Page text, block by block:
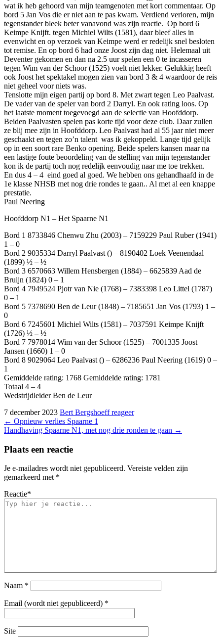
wat ik heb gehoord van mijn teamgenoten met kort commentaar. Op
bord 5 Jan Vos die er niet aan te pas kwam. Verdiend verloren, mijn
tegenstander bleek beter vanavond was zijn reactie. Op bord 6
Keimpe Knijft. tegen Michiel Wilts (1581), daar bleef alles in
evenwicht en op verzoek van Keimpe werd er redelijk snel besloten
tot remise. En op bord 6 had onze Joost zijn dag niet. Helemaal uit
Deventer gekomen en dan na 2.5 uur spelen een 0 te incasseren
tegen Wim van der Schoor (1525) voelt niet lekker. Gelukkig heeft
ook Joost het spektakel mogen zien van bord 3 & 4 waardoor de reis
niet geheel voor niets was.
Tenslotte mijn eigen partij op bord 8. Met zwart tegen Leo Paalvast.
De vader van de speler van bord 2 Darryl. En ook rating loos. Op
het laatste moment toegevoegd aan de selectie van Hoofddorp.
Beiden Paalvasten spelen pas korte tijd voor deze club. Daar zullen
ze blij mee zijn in Hoofddorp. Leo Paalvast had al 55 jaar niet meer
geschaakt en tegen zo’n talent was ik gekoppeld. Lange tijd gelijk
op in een soort rare Benko opening. Beide spelers kansen maar na
een lastige foute beoordeling van de stelling van mijn tegenstander
kon ik de partij toch nog redelijk eenvoudig naar me toe trekken.
En dus 4 – 4 eind goed al goed. We hebben ons gehandhaafd in de
1e klasse NHSB met nog drie rondes te gaan.. Al met al een knappe
prestatie.
Paul Neering
Hoofddorp N1 – Het Spaarne N1
Bord 1 8733846 Chenwu Zhu (2003) – 7159229 Paul Ruber (1941)
1 – 0
Bord 2 9035334 Darryl Paalvast () – 8190402 Loek Veenendaal
(1899) ½ – ½
Bord 3 6570663 Willem Hensbergen (1884) – 6625839 Aad de
Bruijn (1824) 0 – 1
Bord 4 7949524 Pjotr van Nie (1768) – 7383398 Leo Littel (1787)
0 – 1
Bord 5 7378690 Ben de Leur (1848) – 7185651 Jan Vos (1793) 1 –
0
Bord 6 7245601 Michiel Wilts (1581) – 7037591 Keimpe Knijft
(1726) ½ – ½
Bord 7 7978014 Wim van der Schoor (1525) – 7001335 Joost
Jansen (1660) 1 – 0
Bord 8 9029064 Leo Paalvast () – 6286236 Paul Neering (1619) 0 –
1
Gemiddelde rating: 1768 Gemiddelde rating: 1781
Totaal 4 – 4
Wedstrijdleider Ben de Leur
7 december 2023 Bert Bergshoeffreageer
Bericht
navigatie
← Opnieuw verlies Spaarne 1
Handhaving Spaarne N1, met nog drie ronden te gaan →
Plaats een reactie
Je e-mailadres wordt niet gepubliceerd. Vereiste velden zijn
gemarkeerd met *
Reactie*
Naam *
Email (wordt niet gepubliceerd) *
Site